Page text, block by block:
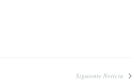
Siguiente Noticia